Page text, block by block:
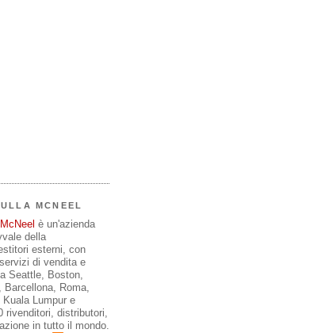
MCNEEL
McNeel è un'azienda
della
esterni, con
di vendita e
Seattle, Boston,
Roma,
Lumpur e
rivenditori, distributori,
in tutto il mondo.